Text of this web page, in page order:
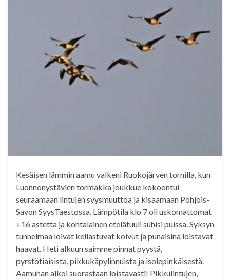
Kesäisen lämmin aamu valkeni Ruokojärven tornilla, kun
Luonnonystävien tormakka joukkue kokoontui
seuraamaan lintujen syysmuuttoa ja kisaamaan Pohjois-
Savon SyysTaestossa. Lämpötila klo 7 oli uskomattomat
+16 astetta ja kohtalainen etelätuuli suhisi puissa. Syksyn
tunnelmaa loivat kellastuvat koivut ja punaisina loistavat
haavat. Heti alkuun saimme pinnat pyystä,
pyrstötiaisista, pikkukäpylinnuista ja isolepinkäisestä.
Aamuhan alkoi suorastaan loistavasti! Pikkulintujen,